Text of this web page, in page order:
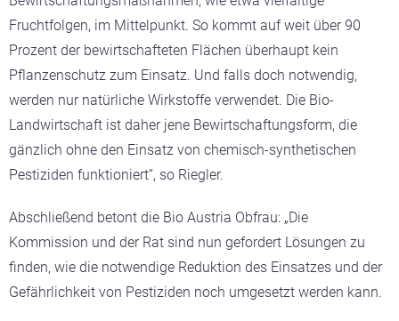
Fruchtfolgen, im Mittelpunkt. So kommt auf weit über 90
Prozent der bewirtschafteten Flächen überhaupt kein
Pflanzenschutz zum Einsatz. Und falls doch notwendig,
werden nur natürliche Wirkstoffe verwendet. Die Bio-
Landwirtschaft ist daher jene Bewirtschaftungsform, die
gänzlich ohne den Einsatz von chemisch-synthetischen
Pestiziden funktioniert“, so Riegler.
Abschließend betont die Bio Austria Obfrau: „Die
Kommission und der Rat sind nun gefordert Lösungen zu
finden, wie die notwendige Reduktion des Einsatzes und der
Gefährlichkeit von Pestiziden noch umgesetzt werden kann.